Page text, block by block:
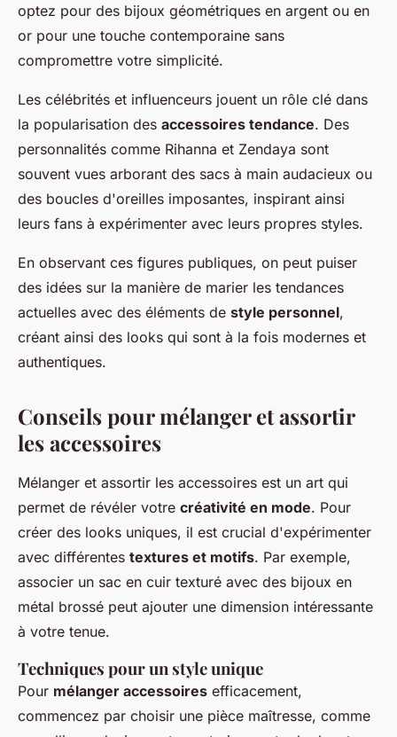
optez pour des bijoux géométriques en argent ou en
or pour une touche contemporaine sans
compromettre votre simplicité.
Les célébrités et influenceurs jouent un rôle clé dans
la popularisation des accessoires tendance. Des
personnalités comme Rihanna et Zendaya sont
souvent vues arborant des sacs à main audacieux ou
des boucles d'oreilles imposantes, inspirant ainsi
leurs fans à expérimenter avec leurs propres styles.
En observant ces figures publiques, on peut puiser
des idées sur la manière de marier les tendances
actuelles avec des éléments de style personnel,
créant ainsi des looks qui sont à la fois modernes et
authentiques.
Conseils pour mélanger et assortir
les accessoires
Mélanger et assortir les accessoires est un art qui
permet de révéler votre créativité en mode. Pour
créer des looks uniques, il est crucial d'expérimenter
avec différentes textures et motifs. Par exemple,
associer un sac en cuir texturé avec des bijoux en
métal brossé peut ajouter une dimension intéressante
à votre tenue.
Techniques pour un style unique
Pour mélanger accessoires efficacement,
commencez par choisir une pièce maîtresse, comme